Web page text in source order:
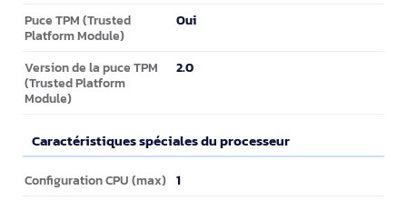
Puce TPM (Trusted
Platform Module)
Oui
Version de la puce TPM
(Trusted Platform
Module)
2.0
Caractéristiques spéciales du processeur
Caractéristiques spéciales du processeur
Configuration CPU (max) 1